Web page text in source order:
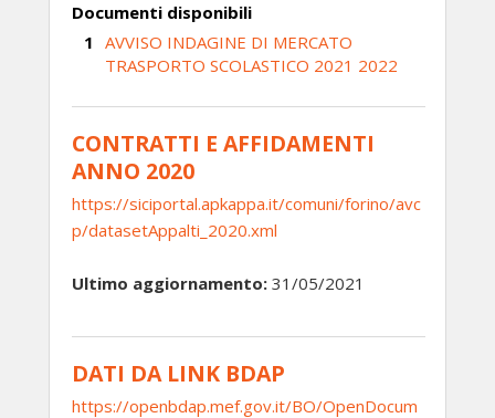
Documenti disponibili
AVVISO INDAGINE DI MERCATO
TRASPORTO SCOLASTICO 2021 2022
CONTRATTI E AFFIDAMENTI
ANNO 2020
https://siciportal.apkappa.it/comuni/forino/avc
p/datasetAppalti_2020.xml
Ultimo aggiornamento: 31/05/2021
DATI DA LINK BDAP
https://openbdap.mef.gov.it/BO/OpenDocum